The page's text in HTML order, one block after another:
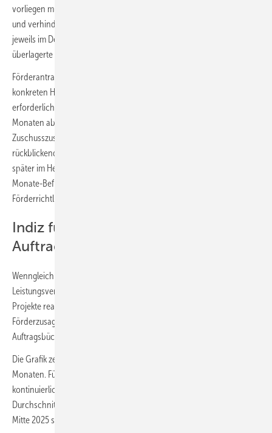
vorliegen muss. Dieser erfordert einen gewissen zeitlichen Vorlauf
und verhindert Übernachtentscheidungen. Auf die beiden Peaks
jeweils im Dezember 2024 und 2025 folgten Einbrüche, was auf
überlagerte Vorzieh- bzw. Erledigungseffekte hindeutet.
Förderantrag und -zusage gehören zu den ersten Meilensteinen beim
konkreten Heizungsumstieg. Besondere Eile ist dann jedoch nicht
erforderlich. Die Zuschussförderung wird mit einer Befristung von 36
Monaten ab Zugang des Zuwendungsbescheids beziehungsweise der
Zuschusszusage zugesagt. Laut Bundesverband Wärmepumpe wurden
rückblickend Entwicklungen bei den Förderzusagen etwa 6 Monate
später im Herstellerabsatz von Wärmepumpen sichtbar. Die 36-
Monate-Befristung wurde zu einer Zeit mit Materialengpässen in die
Förderrichtlinie geschrieben.
Indiz für Entwicklung der
Auftragsbücher
Wenngleich trotz der Zugangshürde „Lieferungs- oder
Leistungsvertrag“ nie gewährleistet ist, ob und wann die zugesagten
Projekte realisiert werden, ist der gleitende Durchschnitt der
Förderzusagen ein Indiz dafür, in welche Richtung sich die
Auftragsbücher in der gesamten Wertschöpfungskette entwickeln.
Die Grafik zeigt dies exemplarisch für eine Dämpfung von 6 und 12
Monaten. Für beide Kurven zeigt sich über viele Monate ein
kontinuierlicher Anstieg. Der größte Abstieg im gleitenden
Durchschnitt über 6 Monate entstand nach der Bundestagswahl, ab
Mitte 2025 steigt er mit kleiner Wölbung zum Jahreswechsel 2025/26.